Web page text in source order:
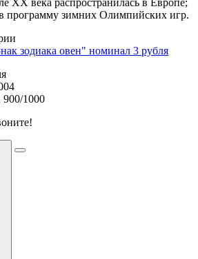
программу зимних Олимпийских игр.
зодиака овен" номинал 3 рубля
900/1000